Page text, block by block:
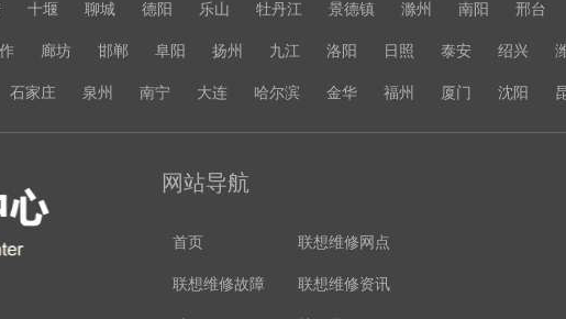
十堰 聊城 德阳 乐山 牡丹江 景德镇 滁州 南阳 邢台
廊坊 邯郸 阜阳 扬州 九江 洛阳 日照 泰安 绍兴
石家庄 泉州 南宁 大连 哈尔滨 金华 福州 厦门 沈阳
网站导航
首页 联想维修网点
联想维修故障 联想维修资讯